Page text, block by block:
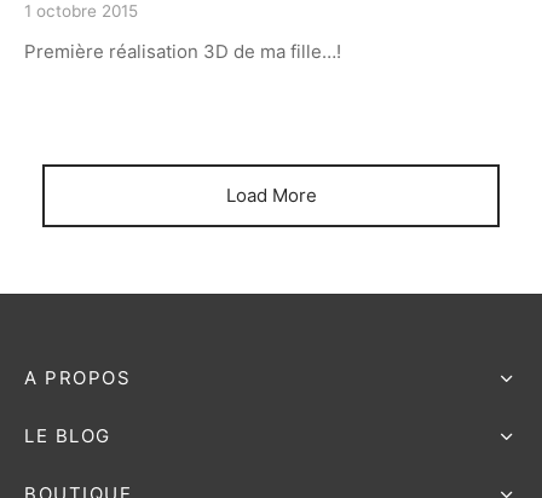
1 octobre 2015
Première réalisation 3D de ma fille…!
Load More
LE BLOG
A PROPOS